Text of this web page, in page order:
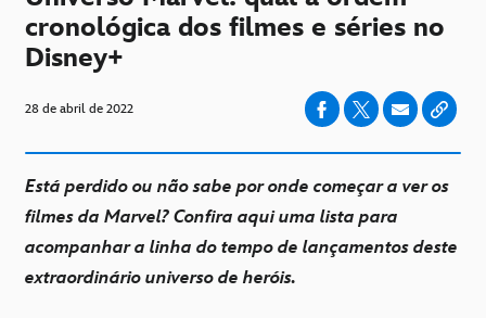
cronológica dos filmes e séries no
Disney+
28 de abril de 2022
Está perdido ou não sabe por onde começar a ver os
filmes da Marvel? Confira aqui uma lista para
acompanhar a linha do tempo de lançamentos deste
extraordinário universo de heróis.